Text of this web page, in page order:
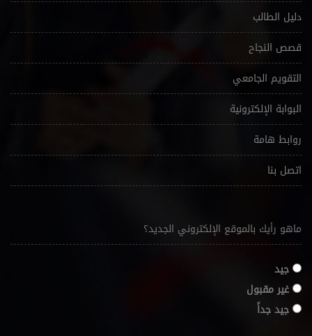
دليل الطالب
قصص النجاح
التقويم الجامعي
البوابة الإلكترونية
روابط هامة
اتصل بنا
ماهو رأيك بالموقع الإلكتروني الجديد؟
جيد
غير مقبول
جيد جداً